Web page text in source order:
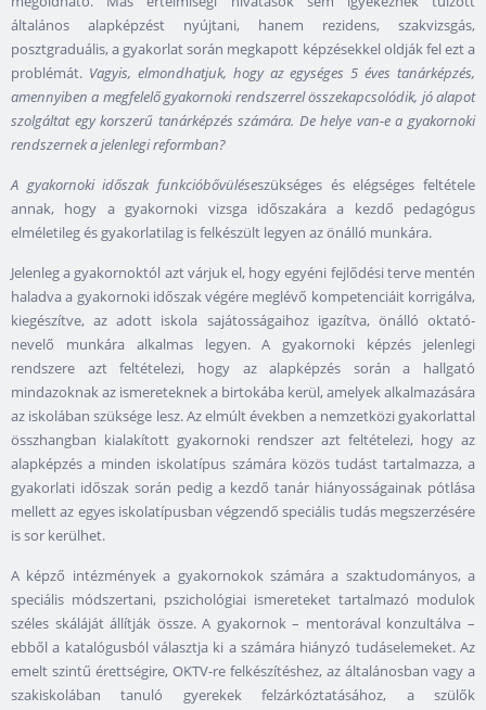
általános alapképzést nyújtani, hanem rezidens, szakvizsgás,
posztgraduális, a gyakorlat során megkapott képzésekkel oldják fel ezt a
problémát. Vagyis, elmondhatjuk, hogy az egységes 5 éves tanárképzés,
amennyiben a megfelelő gyakornoki rendszerrel összekapcsolódik, jó alapot
szolgáltat egy korszerű tanárképzés számára. De helye van-e a gyakornoki
rendszernek a jelenlegi reformban?
A gyakornoki időszak funkcióbővüléseszükséges és elégséges feltétele
annak, hogy a gyakornoki vizsga időszakára a kezdő pedagógus
elméletileg és gyakorlatilag is felkészült legyen az önálló munkára.
Jelenleg a gyakornoktól azt várjuk el, hogy egyéni fejlődési terve mentén
haladva a gyakornoki időszak végére meglévő kompetenciáit korrigálva,
kiegészítve, az adott iskola sajátosságaihoz igazítva, önálló oktató-
nevelő munkára alkalmas legyen. A gyakornoki képzés jelenlegi
rendszere azt feltételezi, hogy az alapképzés során a hallgató
mindazoknak az ismereteknek a birtokába kerül, amelyek alkalmazására
az iskolában szüksége lesz. Az elmúlt években a nemzetközi gyakorlattal
összhangban kialakított gyakornoki rendszer azt feltételezi, hogy az
alapképzés a minden iskolatípus számára közös tudást tartalmazza, a
gyakorlati időszak során pedig a kezdő tanár hiányosságainak pótlása
mellett az egyes iskolatípusban végzendő speciális tudás megszerzésére
is sor kerülhet.
A képző intézmények a gyakornokok számára a szaktudományos, a
speciális módszertani, pszichológiai ismereteket tartalmazó modulok
széles skáláját állítják össze. A gyakornok – mentorával konzultálva –
ebből a katalógusból választja ki a számára hiányzó tudáselemeket. Az
emelt szintű érettségire, OKTV-re felkészítéshez, az általánosban vagy a
szakiskolában tanuló gyerekek felzárkóztatásához, a szülők